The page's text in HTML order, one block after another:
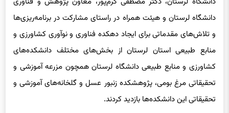
دانشگاه لرستان و هیئت همراه در راستای مشارکت در برنامه‌ریزی‌ها
و تلاش‌های مقدماتی برای ایجاد دهکده فناوری و نوآوری کشاورزی و
منابع طبیعی استان لرستان از بخش‌های مختلف دانشکده‌های
کشاورزی و منابع طبیعی دانشگاه لرستان همچون مزرعه آموزشی و
تحقیقاتی مرغ بومی، پژوهشکده زنبور عسل و گلخانه‌های آموزشی و
تحقیقاتی این دانشکده‌ها بازدید کردند.
براساس طرح اولیه پیشنهادی که هنوز به تصویب نهایی نرسیده